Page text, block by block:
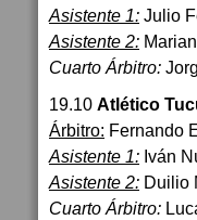
Asistente 1: Julio
Asistente 2:
Cuarto Árbitro:
19.10 Atlético
Árbitro: Fernando
Asistente 1: Iván
Asistente 2: Duilio
Cuarto Árbitro: